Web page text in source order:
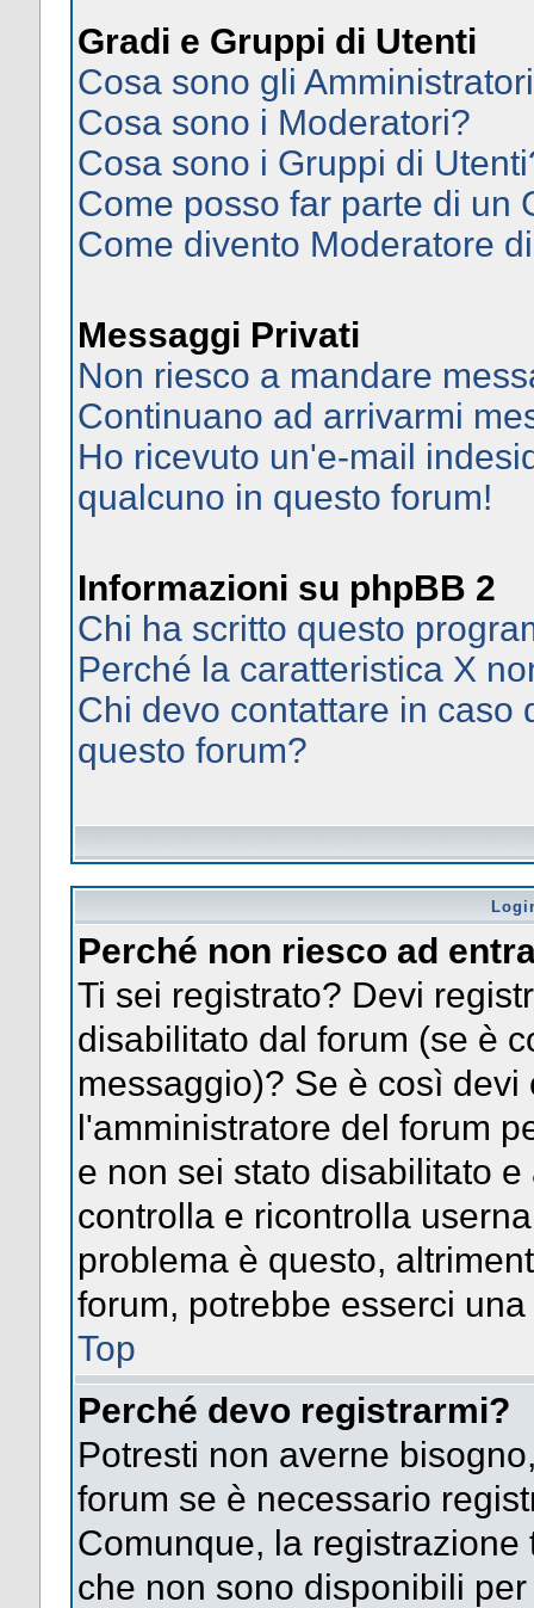
Gradi e Gruppi di Utenti
Cosa sono gli
Cosa sono i Moderatori?
Cosa sono i Gruppi di
Come posso far parte di un
Come divento Moderatore
Messaggi Privati
Non riesco a mandare
Continuano ad arrivarmi
Ho ricevuto un'e-mail
qualcuno in questo forum!
Informazioni su phpBB 2
Chi ha scritto questo
Perché la caratteristica X
Chi devo contattare in caso
questo forum?
Perché non riesco ad
Ti sei registrato? Devi
disabilitato dal forum (se è
messaggio)? Se è così
l'amministratore del forum
e non sei stato disabilitato
controlla e ricontrolla
problema è questo,
forum, potrebbe esserci
Top
Perché devo registrarmi?
Potresti non averne
forum se è necessario
Comunque, la
che non sono disponibili